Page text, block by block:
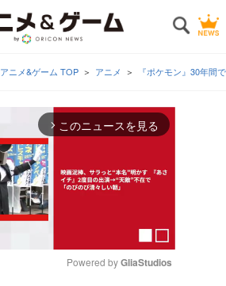
アニメ&ゲーム TOP アニメ 『ポケモン』30年間
arrow_forward_ios このニュースを見る
Powered by GliaStudios